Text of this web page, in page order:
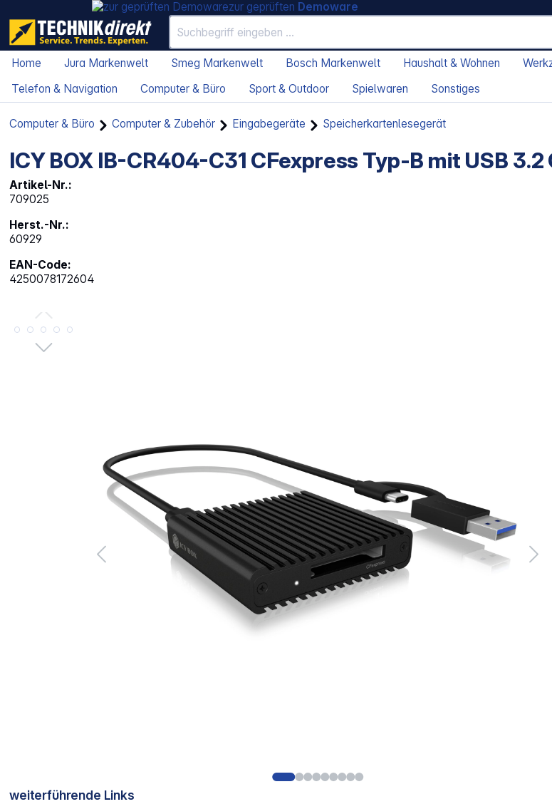
zur geprüften Demoware
Home Jura Markenwelt Smeg Markenwelt Bosch Markenwelt Haushalt & Wohnen
Telefon & Navigation
Computer & Büro Sport & Outdoor Spielwaren Sonstiges
Computer & Büro Computer & Zubehör Eingabegeräte Speicherkartenlesegerät
ICY BOX IB-CR404-C31 CFexpress Typ-B mit USB 3.2
Artikel-Nr.:
709025
Herst.-Nr.:
60929
EAN-Code:
4250078172604
Bildergalerie überspringen
weiterführende Links